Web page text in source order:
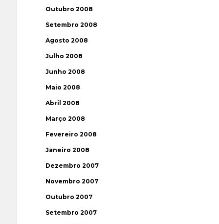
Outubro 2008
Setembro 2008
Agosto 2008
Julho 2008
Junho 2008
Maio 2008
Abril 2008
Março 2008
Fevereiro 2008
Janeiro 2008
Dezembro 2007
Novembro 2007
Outubro 2007
Setembro 2007